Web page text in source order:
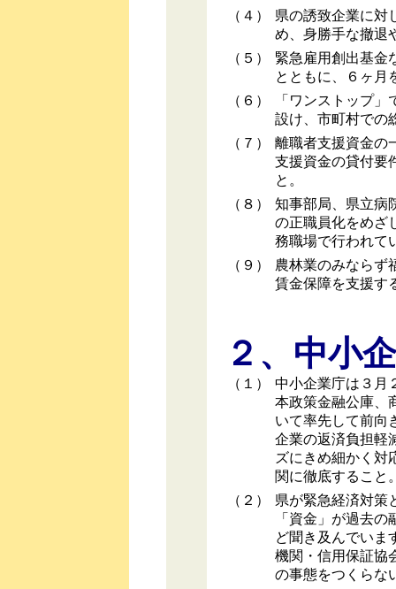
（４）
県の誘致企業に対
め、身勝手な撤退
（５）
緊急雇用創出基金
とともに、６ヶ月
（６）
「ワンストップ
設け、市町村での
（７）
離職者支援資金の
支援資金の貸付要
と。
（８）
知事部局、県立病
の正職員化をめざ
務職場で行われて
（９）
農林業のみならず
賃金保障を支援す
２、中小
（１）
中小企業庁は３月
本政策金融公庫、
いて率先して前向
企業の返済負担軽
ズにきめ細かく対
関に徹底すること
（２）
県が緊急経済対策
「資金」が過去
ど聞き及んでいま
機関・信用保証協
の事態をつくらな